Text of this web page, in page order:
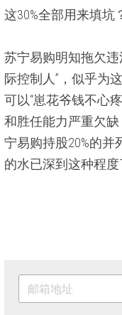
这30%全部用来填
苏宁易购明知拖欠
际控制人”，似乎为
可以“崽花爷钱不心
和胜任能力严重欠
宁易购持股20%的
的水已深到这种程度